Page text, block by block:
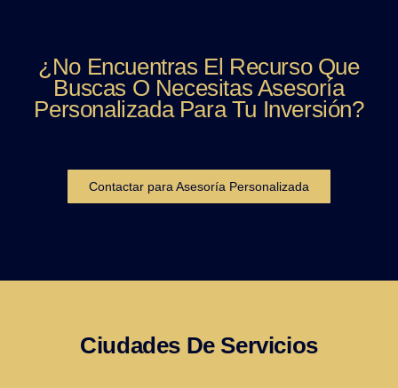
¿No Encuentras El Recurso Que
Buscas O Necesitas Asesoría
Personalizada Para Tu Inversión?
Contactar para Asesoría Personalizada
Ciudades De Servicios